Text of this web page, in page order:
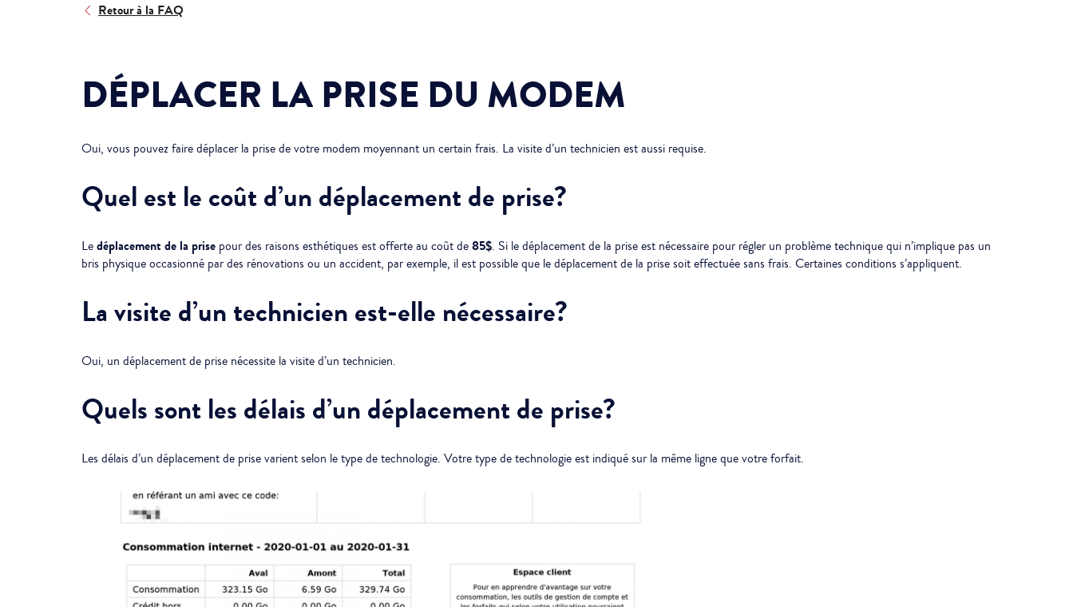
Retour à la FAQ
DÉPLACER LA PRISE DU MODEM
Oui, vous pouvez faire déplacer la prise de votre modem moyennant un certain frais. La visite d’un technicien est aussi requise.
Quel est le coût d’un déplacement de prise?
Ledéplacement de la prise pour des raisons esthétiques est offerte au coût de85$. Si le déplacement de la prise est nécessaire pour régler un problème technique qui n’implique pas un
bris physique occasionné par des rénovations ou un accident, par exemple, il est possible que le déplacement de la prise soit effectuée sans frais. Certaines conditions s’appliquent.
La visite d’un technicien est-elle nécessaire?
Oui, un déplacement de prise nécessite la visite d’un technicien.
Quels sont les délais d’un déplacement de prise?
Les délais d’un déplacement de prise varient selon le type de technologie. Votre type de technologie est indiqué sur la même ligne que votre forfait.